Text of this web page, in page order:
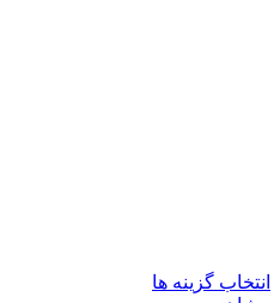
انتخاب گزینه ها